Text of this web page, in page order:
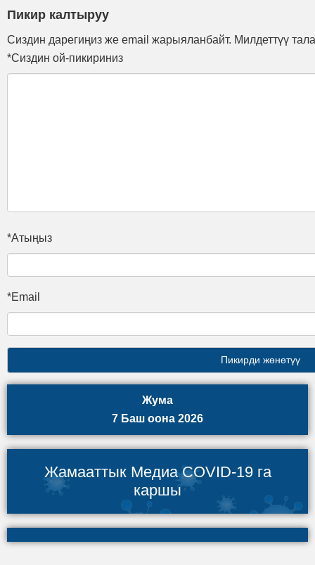
Пикир калтыруу
Сиздин дарегиңиз же email жарыяланбайт. Милдеттүү
*Сиздин ой-пикириниз
*Атыңыз
*Email
Жума
7 Баш оона 2026
Жамааттык Медиа COVID-19 га
каршы